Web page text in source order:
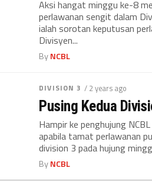
Aksi hangat minggu ke-8
perlawanan sengit dalam
ialah sorotan keputusan
Divisyen...
ByNCBL
DIVISION 3 / 2 years ago
Pusing Kedua
Hampir ke penghujung
apabila tamat perlawanan
division 3 pada hujung
ByNCBL